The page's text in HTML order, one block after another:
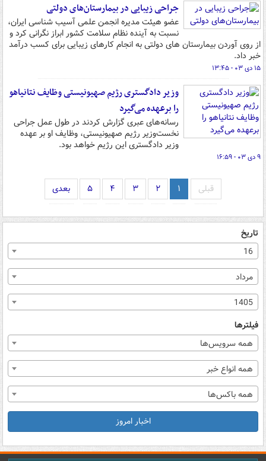
جراحی زیبایی در بیمارستان‌های دولتی
عضو هیئت مدیره انجمن علمی آسیب شناسی ایران،
نسبت به آینده نظام سلامت کشور ابراز نگرانی کرد و
از روی آوردن بیمارستان های دولتی به انجام کارهای زیبایی برای کسب درآمد
خبر داد.
۱۵ دی ۰۳ - ۱۳:۴۵
وزیر دادگستری رژیم صهیونیستی وظایف نتانیاهو
را برعهده می‌گیرد
رسانه‌های عبری گزارش کردند در طول عمل جراحی
نخست‌وزیر رژیم صهیونیستی، وظایف او بر عهده
وزیر دادگستری این رژیم خواهد بود.
۹ دی ۰۳ - ۱۶:۵۹
قبلی ۱ ۲ ۳ ۴ ۵ بعدی
تاریخ
16
مرداد
1405
فیلترها
همه سرویس‌ها
همه انواع خبر
همه باکس‌ها
اخبار امروز